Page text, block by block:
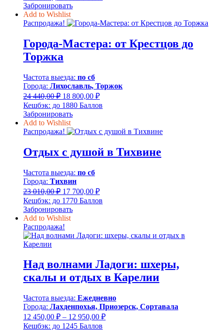
составляла
21
671,00 ₽.
16
Забронировать
Add to Wishlist
Распродажа!
Города-Мастера: от Крестцов до
Торжка
Частота выезда: по сб
Города: Лихославль, Торжок
24 440,00₽ Первоначальная
цена
составляла
24
440,00 ₽.
18 800,00 ₽Текущая
цена:
18
Кешбэк: до 1880 Баллов
Забронировать
Add to Wishlist
Распродажа!
Отдых с душой в Тихвине
Частота выезда: по сб
Города: Тихвин
23 010,00₽ Первоначальная
цена
составляла
23
010,00 ₽.
17 700,00 ₽Текущая
цена:
17
Кешбэк: до 1770 Баллов
Забронировать
Add to Wishlist
Распродажа!
Над волнами Ладоги: шхеры,
скалы и отдых в Карелии
Частота выезда: Ежедневно
Города: Лахденпохья, Приозерск, Сортавала
12 450,00 ₽ – 12 950,00 ₽Диапазон
Кешбэк: до 1245 Баллов